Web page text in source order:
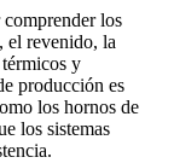
los
el revenido, la
y
producción es
los hornos de
los sistemas